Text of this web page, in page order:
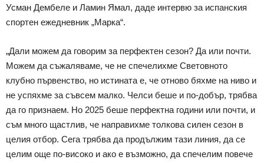
Усман Дембеле и Ламин Ямал, даде интервю за испанския
спортен ежедневник „Марка“.
„Дали можем да говорим за перфектен сезон? Да или почти.
Можем да съжаляваме, че не спечелихме Световното
клубно първенство, но истината е, че отново бяхме на ниво и
не успяхме за съвсем малко. Челси беше и по-добър, трябва
да го признаем. Но 2025 беше перфектна години или почти, и
съм много щастлив, че направихме толкова силен сезон в
целия отбор. Сега трябва да продължим тази линия, да се
целим още по-високо и ако е възможно, да спечелим повече